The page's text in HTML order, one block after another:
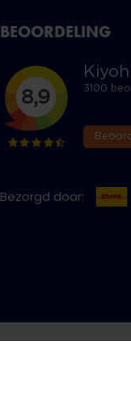
BEOORDELING
Bezorgd door: